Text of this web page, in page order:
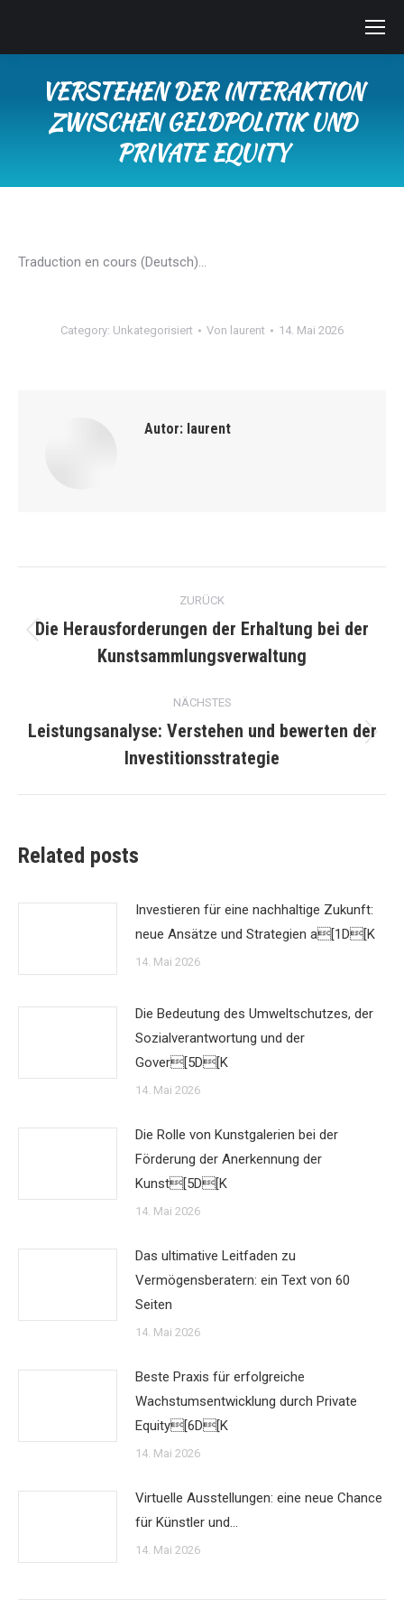
VERSTEHEN DER INTERAKTION
ZWISCHEN GELDPOLITIK UND
PRIVATE EQUITY
Traduction en cours (Deutsch)…
Category: Unkategorisiert Von laurent 14. Mai 2026
Autor: laurent
Kommentarnavigation
ZURÜCK
Beitrag:
Die Herausforderungen der Erhaltung bei der
Kunstsammlungsverwaltung
NÄCHSTES
Beitrag:
Leistungsanalyse: Verstehen und bewerten der
Investitionsstrategie
Related posts
Investieren für eine nachhaltige Zukunft:
neue Ansätze und Strategien a[1D[K
14. Mai 2026
Die Bedeutung des Umweltschutzes, der
Sozialverantwortung und der
Gover[5D[K
14. Mai 2026
Die Rolle von Kunstgalerien bei der
Förderung der Anerkennung der
Kunst[5D[K
14. Mai 2026
Das ultimative Leitfaden zu
Vermögensberatern: ein Text von 60
Seiten
14. Mai 2026
Beste Praxis für erfolgreiche
Wachstumsentwicklung durch Private
Equity[6D[K
14. Mai 2026
Virtuelle Ausstellungen: eine neue Chance
für Künstler und…
14. Mai 2026